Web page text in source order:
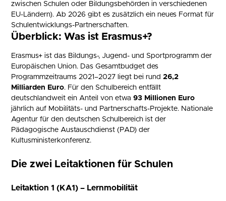
zwischen Schulen oder Bildungsbehörden in verschiedenen
EU-Ländern). Ab 2026 gibt es zusätzlich ein neues Format für
Schulentwicklungs-Partnerschaften.
Überblick: Was ist Erasmus+?
Erasmus+ ist das Bildungs-, Jugend- und Sportprogramm der
Europäischen Union. Das Gesamtbudget des
Programmzeitraums 2021–2027 liegt bei rund26,2
Milliarden Euro. Für den Schulbereich entfällt
deutschlandweit ein Anteil von etwa93 Millionen Euro
jährlich auf Mobilitäts- und Partnerschafts-Projekte. Nationale
Agentur für den deutschen Schulbereich ist der
Pädagogische Austauschdienst (PAD) der
Kultusministerkonferenz.
Die zwei Leitaktionen für Schulen
Leitaktion 1 (KA1) – Lernmobilität